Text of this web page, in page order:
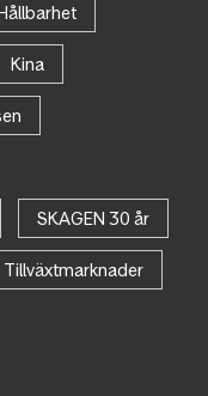
Kina
SKAGEN 30 år
Tillväxtmarknader